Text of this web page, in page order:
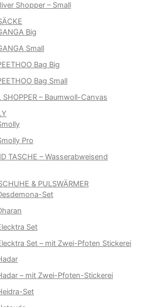
Shopper – Small
Big
Small
Bag Big
Bag Small
SHOPPER – Baumwoll-Canvas
Pro
TASCHE – Wasserabweisend
& PULSWÄRMER
Set
Set
Set – mit Zwei-Pfoten Stickerei
– mit Zwei-Pfoten-Stickerei
Set